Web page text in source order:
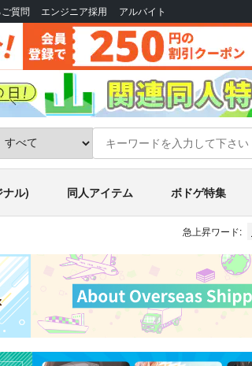
質問 エンジニア採用 アルバイト
ル) 同人アイテム ボドゲ特集
急上昇ワード: